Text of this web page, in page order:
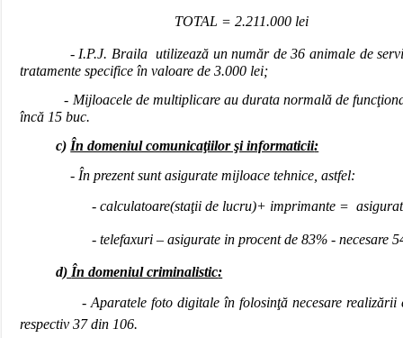
TOTAL = 2.211.000 lei
- I.P.J. Braila utilizează un număr de 36 animale de
tratamente specifice în valoare de 3.000 lei;
- Mijloacele de multiplicare au durata normală de
încă 15 buc.
c)În domeniul comunicaţiilor şi informaticii:
- În prezent sunt asigurate mijloace tehnice, astfel:
- calculatoare(staţii de lucru)+ imprimante =
- telefaxuri – asigurate in procent de 83% - necesare
d) În domeniul criminalistic:
- Aparatele foto digitaleîn folosinţă necesare realizării
respectiv 37 din 106.